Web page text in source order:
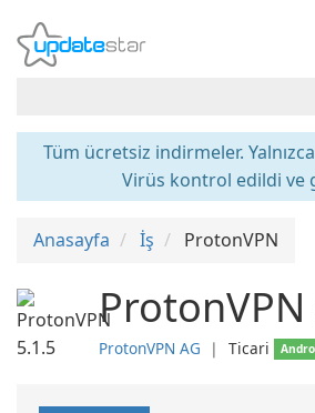
Tüm ücretsiz indirmeler.
Virüs kontrol edildi ve
Anasayfa İş ProtonVPN
ProtonVPN AG ❘ Ticari